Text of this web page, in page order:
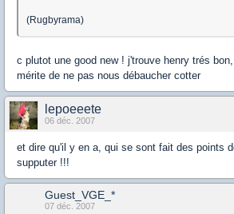
(Rugbyrama)
c plutot une good new ! j'trouve henry trés
mérite de ne pas nous débaucher cotter
lepoeeete
06 déc. 2007
et dire qu'il y en a, qui se sont fait des points
supputer !!!
Guest_VGE_*
07 déc. 2007